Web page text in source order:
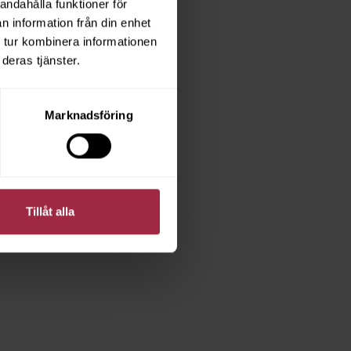
funktioner för
information från din enhet
kombinera informationen
tjänster.
Marknadsföring
Tillåt alla